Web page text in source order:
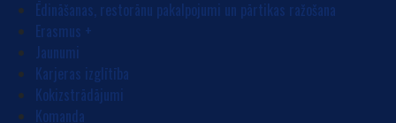
Ēdināšanas, restorānu pakalpojumi un pārtikas ražošana
Erasmus +
Jaunumi
Karjeras izglītība
Kokizstrādājumi
Komanda